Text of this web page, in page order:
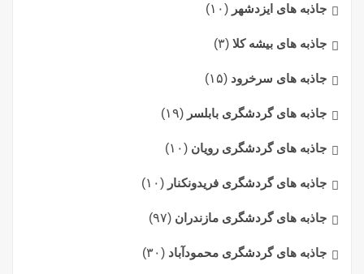
جاذبه های ایزدشهر (۱۰)
جاذبه های بیشه کلا (۳)
جاذبه های سرخرود (۱۵)
جاذبه های گردشگری بابلسر (۱۹)
جاذبه های گردشگری رویان (۱۰)
جاذبه های گردشگری فریدونکنار (۱۰)
جاذبه های گردشگری مازندران (۹۷)
جاذبه های گردشگری محمودآباد (۳۰)